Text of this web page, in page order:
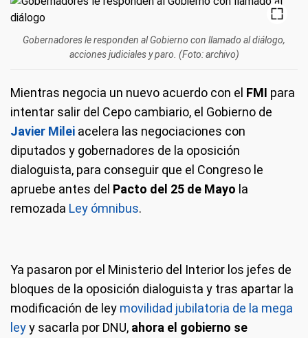
Gobernadores le responden al Gobierno con llamado al diálogo,
acciones judiciales y paro. (Foto: archivo)
Mientras negocia un nuevo acuerdo con el FMI para
intentar salir del Cepo cambiario, el Gobierno de
Javier Milei acelera las negociaciones con
diputados y gobernadores de la oposición
dialoguista, para conseguir que el Congreso le
apruebe antes del Pacto del 25 de Mayo la
remozada Ley ómnibus.
Ya pasaron por el Ministerio del Interior los jefes de
bloques de la oposición dialoguista y tras apartar la
modificación de ley movilidad jubilatoria de la mega
leyy sacarla por DNU, ahora el gobierno se